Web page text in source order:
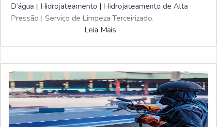
D'água | Hidrojateamento | Hidrojateamento de Alta
Pressão | Serviço de Limpeza Terceirizado.
Leia Mais